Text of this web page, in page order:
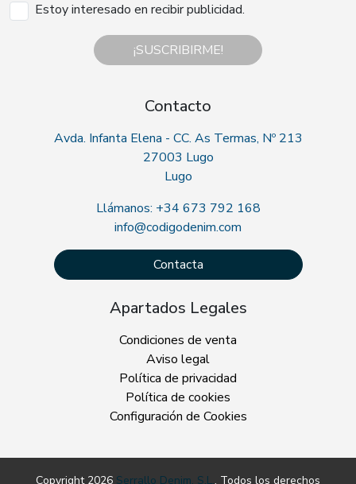
Estoy interesado en recibir publicidad.
¡SUSCRIBIRME!
Contacto
Avda. Infanta Elena - CC. As Termas, Nº 213
27003 Lugo
Lugo
Llámanos: +34 673 792 168
info@codigodenim.com
Contacta
Apartados Legales
Condiciones de venta
Aviso legal
Política de privacidad
Política de cookies
Configuración de Cookies
Copyright 2026 Serrallo Denim, S.L.. Todos los derechos